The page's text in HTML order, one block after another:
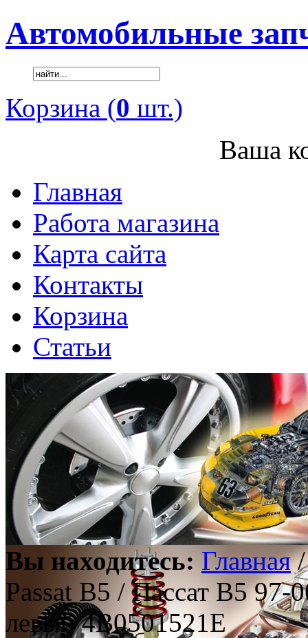
Автомобильные
Корзина (0 шт.)
Ваша
Главная
Работа магазина
Карта сайта
Контакты
Корзина
Статьи
Вы находитесь: Главная
Passat B5 / Пассат В5 97-
левый 4B0501521E